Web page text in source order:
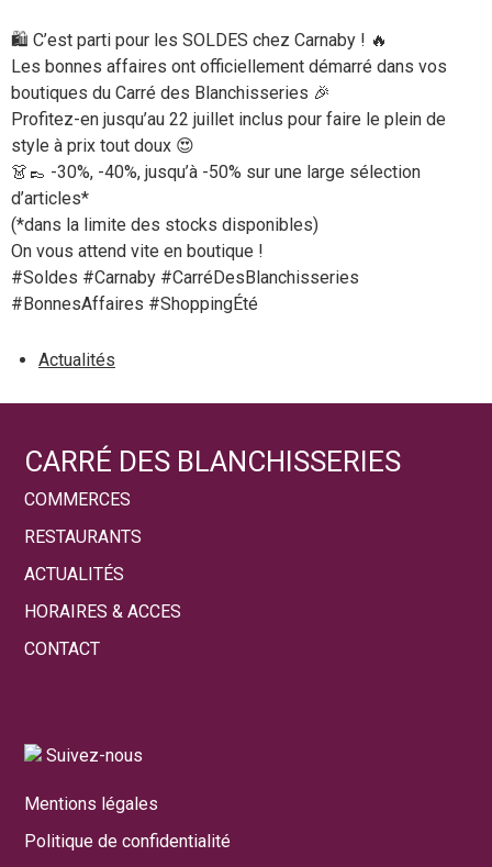
🛍️ C’est parti pour les SOLDES chez Carnaby ! 🔥
Les bonnes affaires ont officiellement démarré dans vos
boutiques du Carré des Blanchisseries 🎉
Profitez-en jusqu’au 22 juillet inclus pour faire le plein de
style à prix tout doux 😍
👗👞 -30%, -40%, jusqu’à -50% sur une large sélection
d’articles*
(*dans la limite des stocks disponibles)
On vous attend vite en boutique !
#Soldes #Carnaby #CarréDesBlanchisseries
#BonnesAffaires #ShoppingÉté
Actualités
CARRÉ DES BLANCHISSERIES
COMMERCES
RESTAURANTS
ACTUALITÉS
HORAIRES & ACCES
CONTACT
Suivez-nous
Mentions légales
Politique de confidentialité